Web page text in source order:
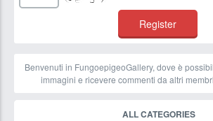
Benvenuti in FungoepigeoGallery, dove è
immagini e ricevere commenti da altri
ALL CATEGORIES